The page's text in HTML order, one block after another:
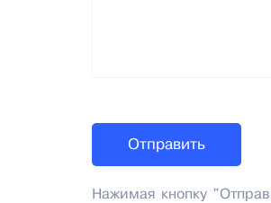
Нажимая кнопку